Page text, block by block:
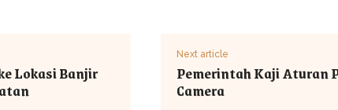
Lokasi Banjir
Next article
Pemerintah Kaji Aturan
Camera